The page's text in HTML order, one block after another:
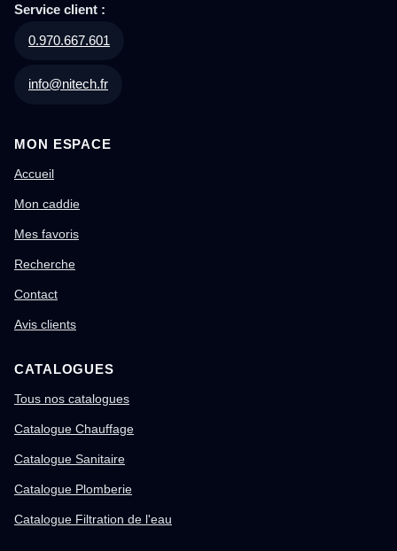
Service client :
0.970.667.601
info@nitech.fr
MON ESPACE
Accueil
Mon caddie
Mes favoris
Recherche
Contact
Avis clients
CATALOGUES
Tous nos catalogues
Catalogue Chauffage
Catalogue Sanitaire
Catalogue Plomberie
Catalogue Filtration de l'eau